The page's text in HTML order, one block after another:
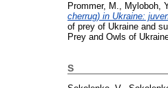
Prommer, M., Myloboh,
cherrug) in Ukraine:
of prey of Ukraine and
Prey and Owls of
S